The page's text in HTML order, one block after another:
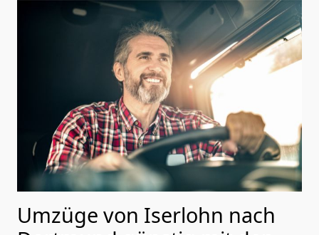
Umzüge von Iserlohn nach